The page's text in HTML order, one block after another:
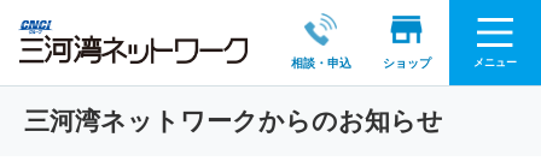
相談・申込 ショップ メニュー
三河湾ネットワークからのお知らせ